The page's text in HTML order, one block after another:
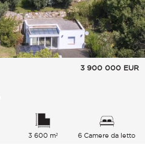
3 900 000 EUR
3 600 m² 6 Camere da letto